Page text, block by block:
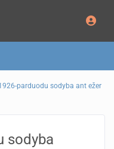
parduodu sodyba ant ežer
sodyba